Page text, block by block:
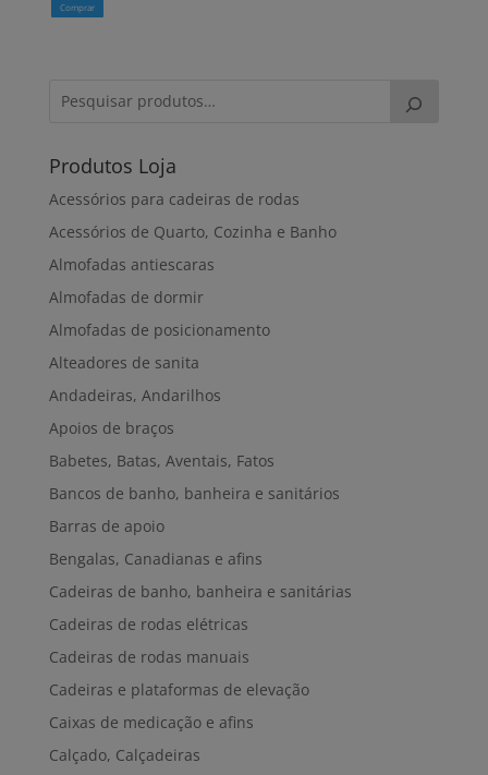
Comprar
Produtos Loja
Acessórios para cadeiras de rodas
Acessórios de Quarto, Cozinha e Banho
Almofadas antiescaras
Almofadas de dormir
Almofadas de posicionamento
Alteadores de sanita
Andadeiras, Andarilhos
Apoios de braços
Babetes, Batas, Aventais, Fatos
Bancos de banho, banheira e sanitários
Barras de apoio
Bengalas, Canadianas e afins
Cadeiras de banho, banheira e sanitárias
Cadeiras de rodas elétricas
Cadeiras de rodas manuais
Cadeiras e plataformas de elevação
Caixas de medicação e afins
Calçado, Calçadeiras